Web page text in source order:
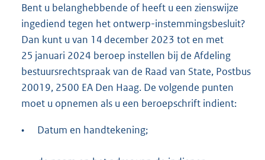
:
Bent u belanghebbende of heeft u een zienswijze
ingediend tegen het ontwerp-instemmingsbesluit?
Dan kunt u van 14 december 2023 tot en met
25 januari 2024 beroep instellen bij de Afdeling
bestuursrechtspraak van de Raad van State, Postbus
20019, 2500 EA Den Haag. De volgende punten
moet u opnemen als u een beroepschrift indient:
• Datum en handtekening;